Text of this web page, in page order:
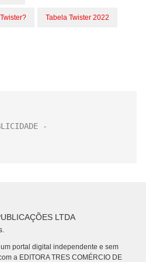
Tabela Twister 2022
LTDA
portal digital independente e sem
a EDITORA TRES COMÉRCIO DE